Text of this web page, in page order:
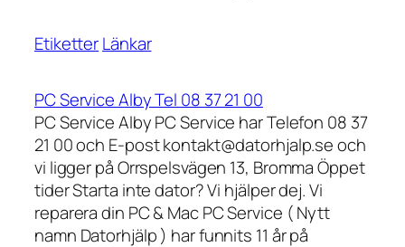
EtiketterLänkar
PC Service Alby Tel 08 37 21 00
PC Service Alby PC Service har Telefon 08 37
21 00 och E-post kontakt@datorhjalp.se och
vi ligger på Orrspelsvägen 13, Bromma Öppet
tider Starta inte dator? Vi hjälper dej. Vi
reparera din PC & Mac PC Service ( Nytt
namn Datorhjälp ) har funnits 11 år på